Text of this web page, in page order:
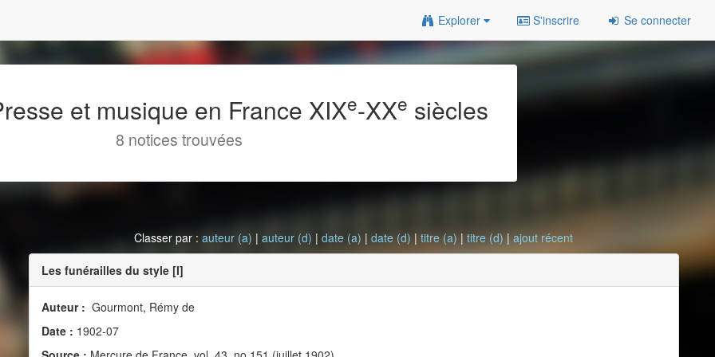
Explorer S'inscrire Se connecter
et musique en France XIXe-XXe siècles
8 notices trouvées
Classer par :auteur (a) |auteur (d) |date (a) |date (d) |titre (a) |titre (d) |ajout récent
Les funérailles du style [I]
Auteur : Gourmont, Rémy de
Date : 1902-07